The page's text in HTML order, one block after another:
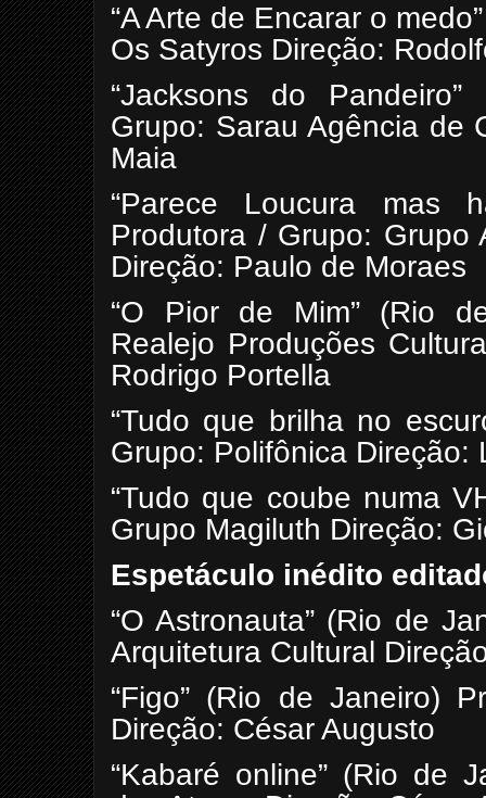
“A Arte de Encarar o
Os Satyros Direção:
“Jacksons do
Grupo: Sarau Agência de
Maia
“Parece Loucura mas
Produtora / Grupo: Grupo
Direção: Paulo de Moraes
“O Pior de Mim” (Rio
Realejo Produções
Rodrigo Portella
“Tudo que brilha no
Grupo: Polifônica Direção:
“Tudo que coube numa
Grupo Magiluth Direção:
Espetáculo inédito
“O Astronauta” (Rio de
Arquitetura Cultural
“Figo” (Rio de Janeiro)
Direção: César Augusto
“Kabaré online” (Rio de